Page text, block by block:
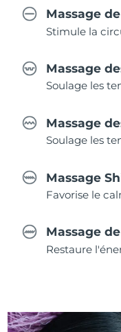
Massage
Stimule la
Massage
Soulage les
Massage
Soulage les
Massage
Favorise le
Massage
Restaure